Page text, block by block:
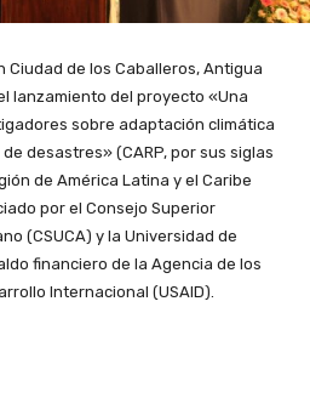
Ciudad de los Caballeros, Antigua
lanzamiento del proyecto «Una
sobre adaptación climática
desastres» (CARP, por sus siglas
de América Latina y el Caribe
por el Consejo Superior
(CSUCA) y la Universidad de
financiero de la Agencia de los
Internacional (USAID).